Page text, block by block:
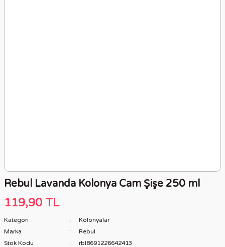
Rebul Lavanda Kolonya Cam Şişe 250 ml
119,90 TL
Kategori
Kolonyalar
Marka
Rebul
Stok Kodu
rbl8691226642413